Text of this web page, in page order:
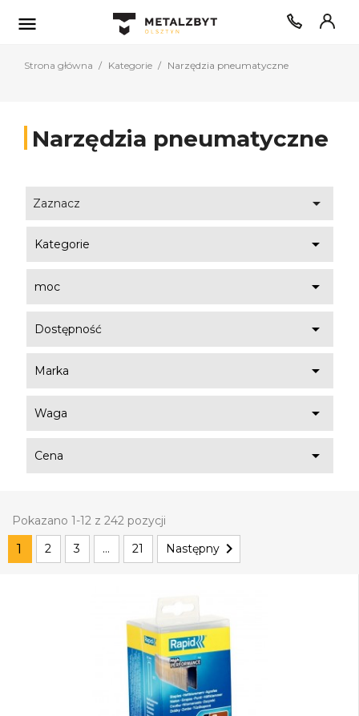

Strona główna Kategorie Narzędzia pneumatyczne
Narzędzia pneumatyczne
Zaznacz 
Kategorie 
moc 
Dostępność 
Marka 
Waga 
Cena 
Pokazano 1-12 z 242 pozycji
1 2 3 … 21 Następny 